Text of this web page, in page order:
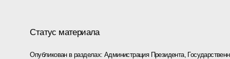
Статус материала
Опубликован в разделах: Администрация Президента,